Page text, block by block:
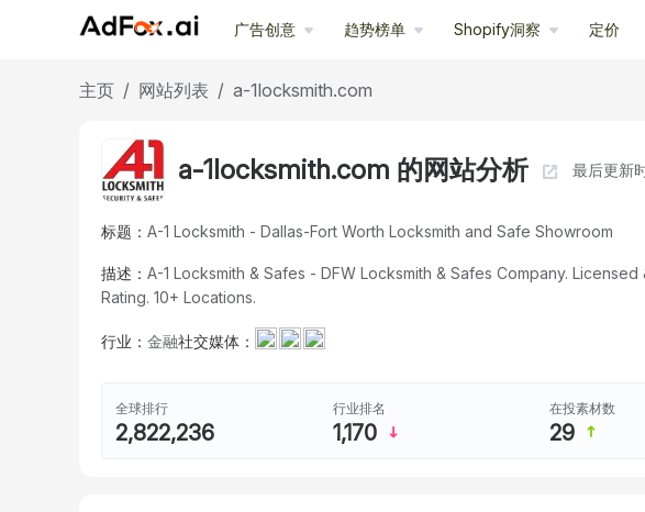
广告创意 趋势榜单 Shopify洞察 定价
主页 / 网站列表 / a-1locksmith.com
a-1locksmith.com 的网站分析 最后更新
标题： A-1 Locksmith - Dallas-Fort Worth Locksmith and Safe Showroom
描述： A-1 Locksmith & Safes - DFW Locksmith & Safes Company.
Rating. 10+ Locations.
行业： 金融社交媒体：
全球排行
2,822,236
行业排名
1,170
在投素材数
29